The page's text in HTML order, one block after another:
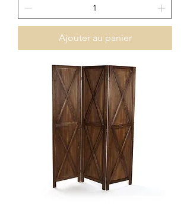
Ajouter au panier